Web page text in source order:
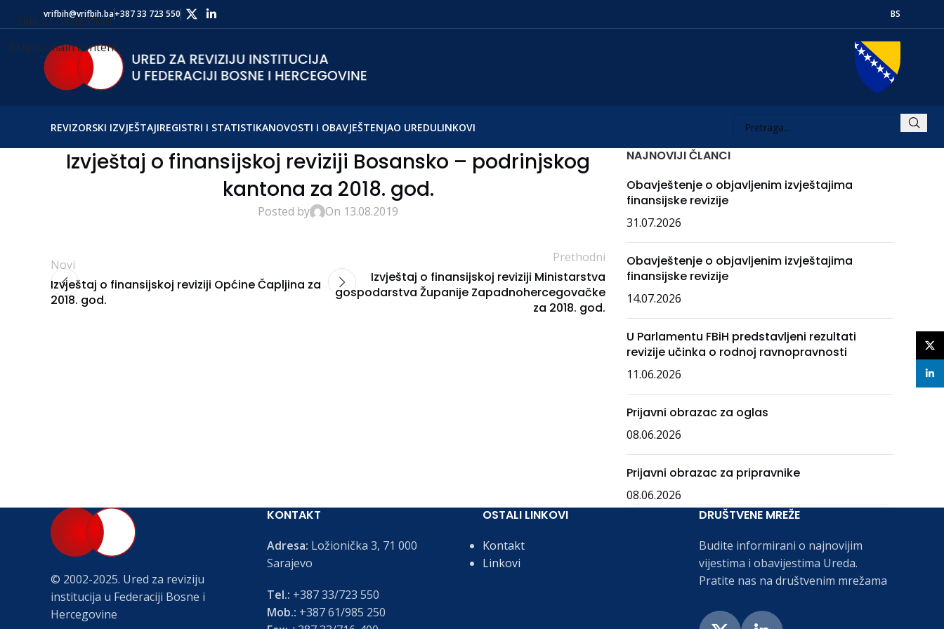
Skip to navigation
Skip to main content
vrifbih@vrifbih.ba+387 33 723 550 BS
REVIZORSKI IZVJEŠTAJIREGISTRI I STATISTIKANOVOSTI I OBAVJEŠTENJAO UREDULINKOVI
Izvještaj o finansijskoj reviziji Bosansko – podrinjskog
kantona za 2018. god.
Posted by On 13.08.2019
Novi
Izvještaj o finansijskoj reviziji Općine Čapljina za
2018. god.
Prethodni
Izvještaj o finansijskoj reviziji Ministarstva
gospodarstva Županije Zapadnohercegovačke
za 2018. god.
NAJNOVIJI ČLANCI
Obavještenje o objavljenim izvještajima
finansijske revizije
31.07.2026
Obavještenje o objavljenim izvještajima
finansijske revizije
14.07.2026
U Parlamentu FBiH predstavljeni rezultati
revizije učinka o rodnoj ravnopravnosti
11.06.2026
Prijavni obrazac za oglas
08.06.2026
Prijavni obrazac za pripravnike
08.06.2026
© 2002-2025. Ured za reviziju
institucija u Federaciji Bosne i
Hercegovine
KONTAKT
Adresa: Ložionička 3, 71 000
Sarajevo
Tel.: +387 33/723 550
Mob.: +387 61/985 250
OSTALI LINKOVI
Kontakt
Linkovi
DRUŠTVENE MREŽE
Budite informirani o najnovijim
vijestima i obavijestima Ureda.
Pratite nas na društvenim mrežama